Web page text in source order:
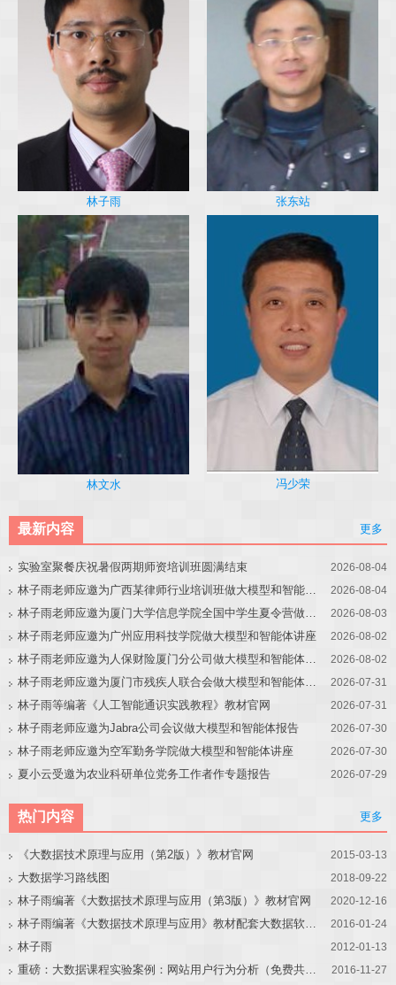
林子雨 张东站
林文水 冯少荣
最新内容 更多
实验室聚餐庆祝暑假两期师资培训班圆满结束 2026-08-04
2026-08-04
2026-08-03
林子雨老师应邀为广州应用科技学院做大模型和智能体讲座 2026-08-02
2026-08-02
2026-07-31
林子雨等编著《人工智能通识实践教程》教材官网 2026-07-31
林子雨老师应邀为Jabra公司会议做大模型和智能体报告 2026-07-30
林子雨老师应邀为空军勤务学院做大模型和智能体讲座 2026-07-30
夏小云受邀为农业科研单位党务工作者作专题报告 2026-07-29
热门内容 更多
《大数据技术原理与应用（第2版）》教材官网 2015-03-13
大数据学习路线图 2018-09-22
林子雨编著《大数据技术原理与应用（第3版）》教材官网 2020-12-16
2016-01-24
林子雨 2012-01-13
2016-11-27